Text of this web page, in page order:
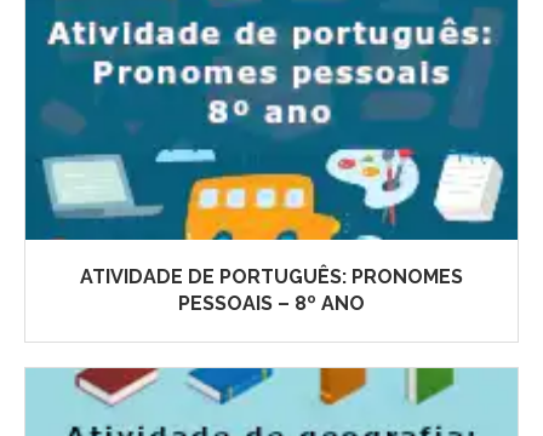
ATIVIDADE DE PORTUGUÊS: PRONOMES
PESSOAIS – 8º ANO